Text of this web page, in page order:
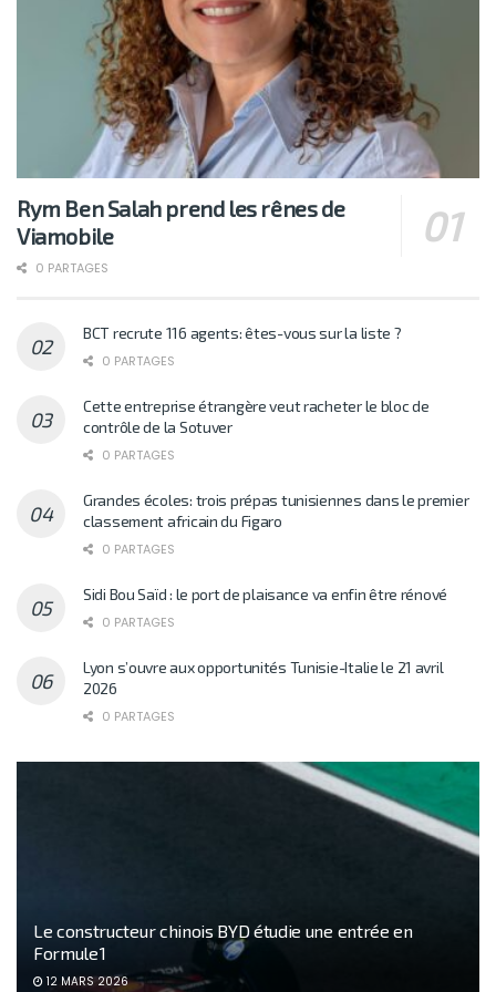
Rym Ben Salah prend les rênes de
Viamobile
0 PARTAGES
BCT recrute 116 agents: êtes-vous sur la liste ?
0 PARTAGES
Cette entreprise étrangère veut racheter le bloc de
contrôle de la Sotuver
0 PARTAGES
Grandes écoles: trois prépas tunisiennes dans le premier
classement africain du Figaro
0 PARTAGES
Sidi Bou Saïd : le port de plaisance va enfin être rénové
0 PARTAGES
Lyon s’ouvre aux opportunités Tunisie-Italie le 21 avril
2026
0 PARTAGES
Le constructeur chinois BYD étudie une entrée en
Formule 1
12 MARS 2026